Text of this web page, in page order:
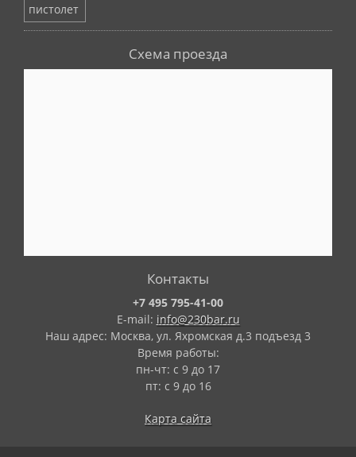
Схема проезда
Контакты
+7 495 795-41-00
E-mail: info@230bar.ru
Наш адрес: Москва, ул. Яхромская д.3 подъезд 3
Время работы:
пн-чт: с 9 до 17
пт: с 9 до 16
Карта сайта